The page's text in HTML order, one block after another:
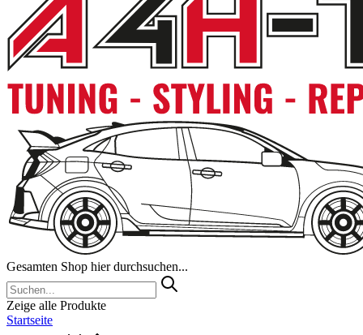
Gesamten Shop hier durchsuchen...
Zeige alle Produkte
Startseite